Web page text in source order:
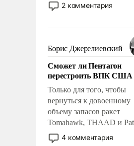
отменяя традиционное
мужественным и
ударами судьбы, брать
ответственность,
слабым, идти вперед и
адаптироваться.
2 комментария
Борис Джерелиевский
Сможет ли Пентагон
перестроить ВПК США
Только для того, чтобы
вернуться к довоенному
объему запасов ракет
Tomahawk, THAAD и
США потребуется более
лет. Даже небольшая
4 комментария